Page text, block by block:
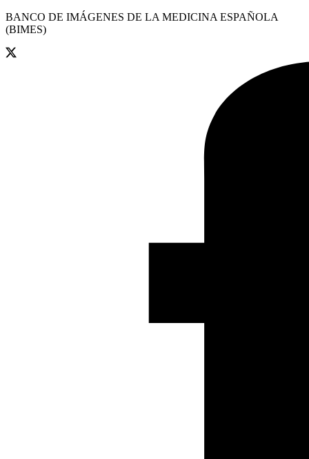
BANCO DE IMÁGENES DE LA MEDICINA ESPAÑOLA
(BIMES)